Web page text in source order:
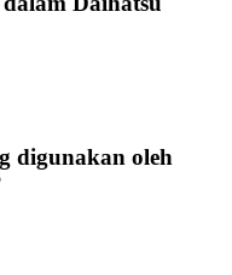
digunakan oleh